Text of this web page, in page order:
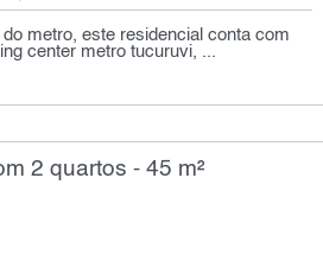
metro, este residencial conta com
center metro tucuruvi, ...
2 quartos - 45 m²